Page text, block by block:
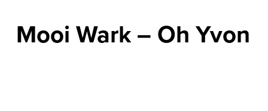
Mooi Wark – Oh Yvon